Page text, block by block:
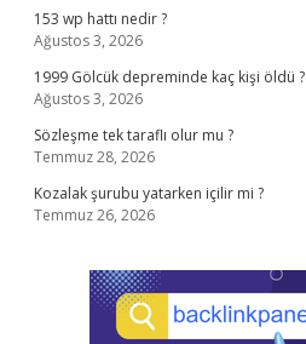
153 wp hattı nedir ?
Ağustos 3, 2026
1999 Gölcük depreminde kaç kişi öldü ?
Ağustos 3, 2026
Sözleşme tek taraflı olur mu ?
Temmuz 28, 2026
Kozalak şurubu yatarken içilir mi ?
Temmuz 26, 2026